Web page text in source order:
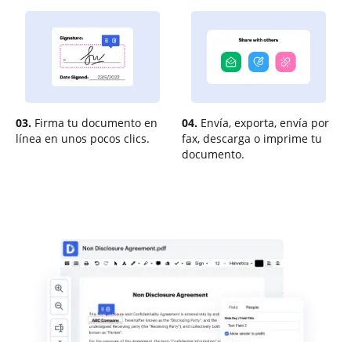
03. Firma tu documento en
línea en unos pocos clics.
04. Envía, exporta, envía por
fax, descarga o imprime tu
documento.